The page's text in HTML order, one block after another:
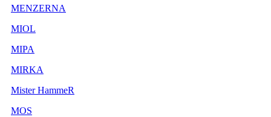
MENZERNA
MIOL
MIPA
MIRKA
Mister HammeR
MOS